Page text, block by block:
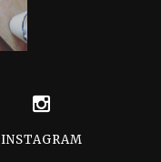
INSTAGRAM